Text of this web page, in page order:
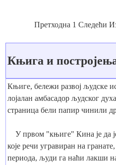
Претходна 1 Следећи
Књига и
Књиге, бележи развој људске
лојалан амбасадор људског
страница бели папир чинили
У првом "књиге" Кина је да
које речи угравиран на
периода, људи га наћи лакши